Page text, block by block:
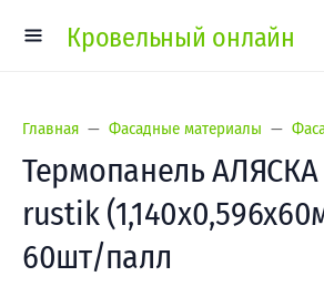
Кровельный онлайн
Главная Фасадные материалы
Термопанель АЛЯСКА
rustik
60шт/палл